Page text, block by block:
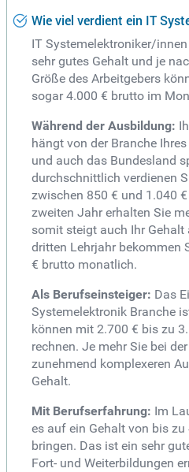
Wie viel verdient ein IT
IT Systemelektroniker/
sehr gutes Gehalt und je
Größe des Arbeitgebers
sogar 4.000 € brutto im
Während der Ausbildung:
hängt von der Branche
und auch das Bundesland
durchschnittlich verdienen
zwischen 850 € und 1.040
zweiten Jahr erhalten Sie
somit steigt auch Ihr
dritten Lehrjahr bekommen
€ brutto monatlich.
Als Berufseinsteiger: Das
Systemelektronik Branche
können mit 2.700 € bis zu
rechnen. Je mehr Sie bei
zunehmend komplexeren
Gehalt.
Mit Berufserfahrung: Im
es auf ein Gehalt von bis
bringen. Das ist ein sehr
Fort- und Weiterbildungen